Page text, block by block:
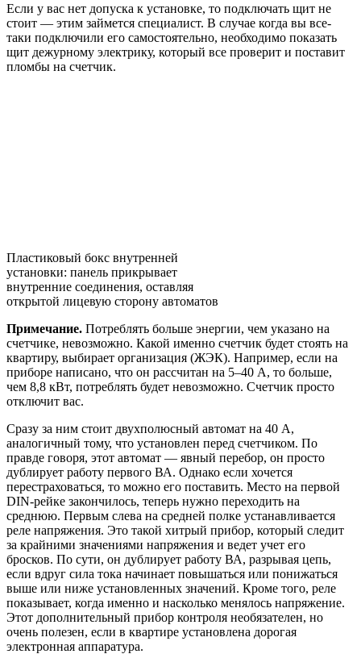
Если у вас нет допуска к установке, то подключать щит не
стоит — этим займется специалист. В случае когда вы все-
таки подключили его самостоятельно, необходимо показать
щит дежурному электрику, который все проверит и поставит
пломбы на счетчик.
Пластиковый бокс внутренней
установки: панель прикрывает
внутренние соединения, оставляя
открытой лицевую сторону автоматов
Примечание. Потреблять больше энергии, чем указано на
счетчике, невозможно. Какой именно счетчик будет стоять на
квартиру, выбирает организация (ЖЭК). Например, если на
приборе написано, что он рассчитан на 5–40 А, то больше,
чем 8,8 кВт, потреблять будет невозможно. Счетчик просто
отключит вас.
Сразу за ним стоит двухполюсный автомат на 40 А,
аналогичный тому, что установлен перед счетчиком. По
правде говоря, этот автомат — явный перебор, он просто
дублирует работу первого ВА. Однако если хочется
перестраховаться, то можно его поставить. Место на первой
DIN-рейке закончилось, теперь нужно переходить на
среднюю. Первым слева на средней полке устанавливается
реле напряжения. Это такой хитрый прибор, который следит
за крайними значениями напряжения и ведет учет его
бросков. По сути, он дублирует работу ВА, разрывая цепь,
если вдруг сила тока начинает повышаться или понижаться
выше или ниже установленных значений. Кроме того, реле
показывает, когда именно и насколько менялось напряжение.
Этот дополнительный прибор контроля необязателен, но
очень полезен, если в квартире установлена дорогая
электронная аппаратура.